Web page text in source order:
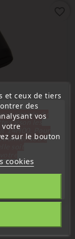
et ceux de tiers
des
vos
sur le bouton
cookies
congés du
raison les
14H00. Pour
votre
soit